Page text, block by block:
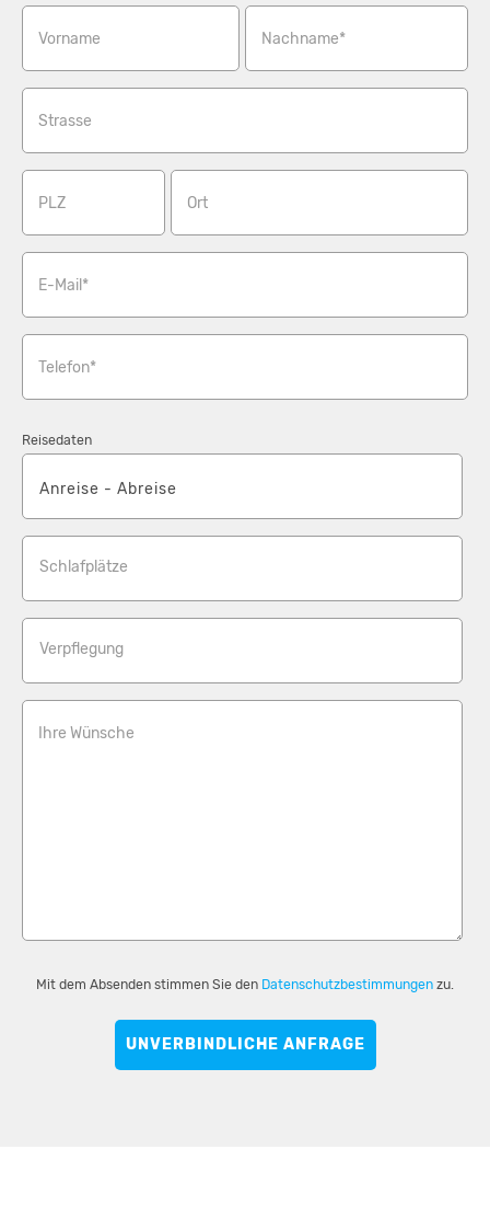
Vorname Nachname*
Strasse
PLZ Ort
E-Mail*
Telefon*
Reisedaten
Schlafplätze
Verpflegung
Ihre Wünsche
Mit dem Absenden stimmen Sie den Datenschutzbestimmungen zu.
UNVERBINDLICHE ANFRAGE